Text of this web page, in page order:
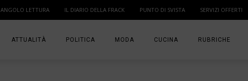
ANGOLO LETTURA IL DIARIO DELLA FRACK PUNTO DI SVISTA SERVIZI OFFERTI
ATTUALITÀ POLITICA MODA CUCINA RUBRICHE